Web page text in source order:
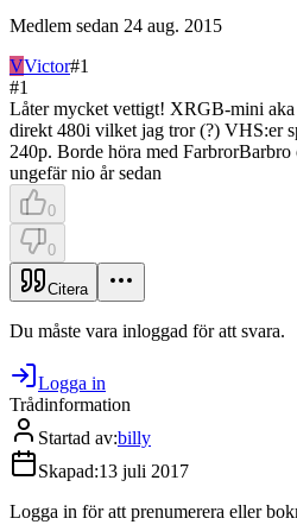
Medlem sedan 24 aug. 2015
VVictor#1
#1
Låter mycket vettigt! XRGB-mini
direkt 480i vilket jag tror (?) VHS:er
240p. Borde höra med FarbrorBarbro
ungefär nio år sedan
0
0
Citera
Du måste vara inloggad för att svara.
Logga in
Trådinformation
Startad av:billy
Skapad:13 juli 2017
Logga in för att prenumerera eller